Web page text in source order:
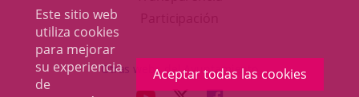
Este sitio web
utiliza cookies
para mejorar
su experiencia
de
Aceptar todas las cookies
una
ventana
externa.
Otras webs del Ayuntamiento